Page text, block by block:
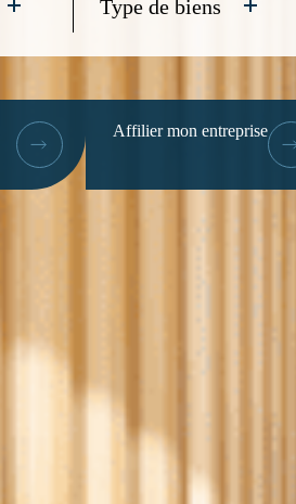
Type de biens
Affilier mon entreprise